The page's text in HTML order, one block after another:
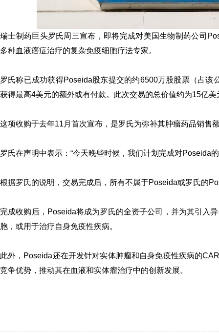
瑞士制药巨头罗氏周三宣布，即将完成对美国生物制药公司
多种血液癌症治疗的复杂免疫细胞疗法专家。
罗氏称已成功获得Poseida股东提交的约6500万股股票（占
获得最高4美元的额外或有付款。此次交易的总价值约为15亿美
这项收购于去年11月首次宣布，是罗氏为弥补其肿瘤药品销售
罗氏在声明中表示：“今天晚些时候，我们计划完成对
根据罗氏的说明，交易完成后，所有不属于Poseida或罗氏的
完成收购后，Poseida将成为罗氏的全资子公司，并为其引入
胞，或用于治疗自身免疫性疾病。
此外，Poseida还在开发针对实体肿瘤和自身免疫性疾病的
竞争优势，推动其在血液和实体瘤治疗中的创新发展。